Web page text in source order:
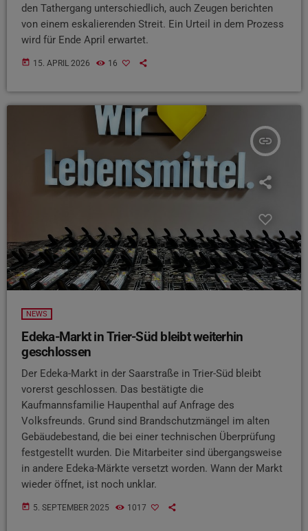
den Tathergang unterschiedlich, auch Zeugen berichten
von einem eskalierenden Streit. Ein Urteil in dem Prozess
wird für Ende April erwartet.
today 15. APRIL 2026 16
insert_link
NEWS
Edeka-Markt in Trier-Süd bleibt weiterhin
geschlossen
Der Edeka-Markt in der Saarstraße in Trier-Süd bleibt
vorerst geschlossen. Das bestätigte die
Kaufmannsfamilie Haupenthal auf Anfrage des
Volksfreunds. Grund sind Brandschutzmängel im alten
Gebäudebestand, die bei einer technischen Überprüfung
festgestellt wurden. Die Mitarbeiter sind übergangsweise
in andere Edeka-Märkte versetzt worden. Wann der Markt
wieder öffnet, ist noch unklar.
today 5. SEPTEMBER 2025 1017